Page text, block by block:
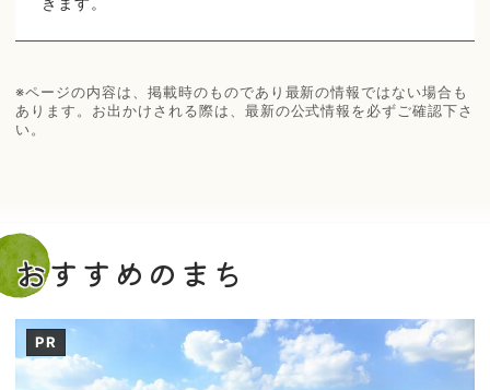
※ページの内容は、掲載時のものであり最新の情報ではない場合も
あります。お出かけされる際は、最新の公式情報を必ずご確認下さ
い。
おすすめのまち
PR